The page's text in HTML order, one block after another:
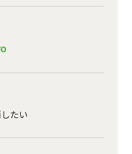
たい